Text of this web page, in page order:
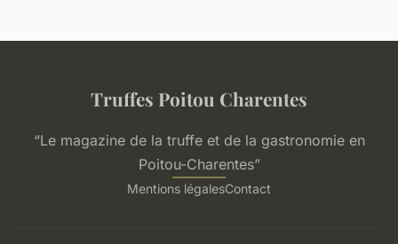
Truffes Poitou Charentes
“Le magazine de la truffe et de la gastronomie en
Poitou-Charentes”
Mentions légalesContact